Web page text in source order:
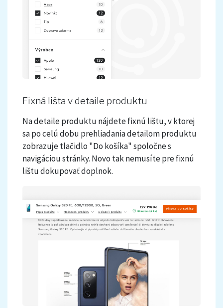
Fixná lišta v detaile produktu
Na detaile produktu nájdete fixnú lištu, v ktorej
sa po celú dobu prehliadania detailom produktu
zobrazuje tlačidlo "Do košíka" spoločne s
navigáciou stránky. Novo tak nemusíte pre fixnú
lištu dokupovať doplnok.